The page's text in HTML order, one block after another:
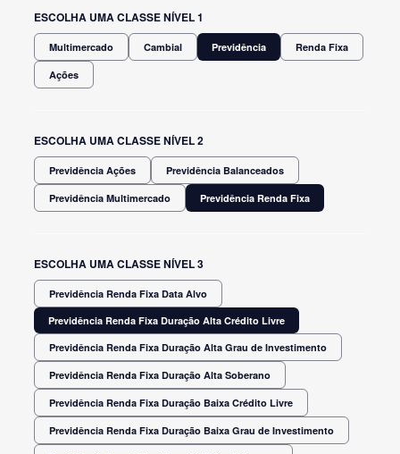
ESCOLHA UMA CLASSE NÍVEL 1
Multimercado Cambial Previdência Renda Fixa
Ações
ESCOLHA UMA CLASSE NÍVEL 2
Previdência Ações Previdência Balanceados
Previdência Multimercado Previdência Renda Fixa
ESCOLHA UMA CLASSE NÍVEL 3
Previdência Renda Fixa Data Alvo
Previdência Renda Fixa Duração Alta Crédito Livre
Previdência Renda Fixa Duração Alta Grau de Investimento
Previdência Renda Fixa Duração Alta Soberano
Previdência Renda Fixa Duração Baixa Crédito Livre
Previdência Renda Fixa Duração Baixa Grau de Investimento